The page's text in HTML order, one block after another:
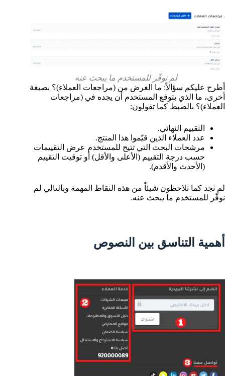
لم نوفّر للمستخدم ما يبحث عنه
أطرح عليكم سؤالاً: ما الغرض من (مراجعات العملاء)؟ بصيغة
أخرى، ما الذي يتوقع المستخدم أن يجده في (مراجعات
العملاء)؟ بالضبط كما تقولون:
التقييم النهائي.
عدد العملاء الذين قيّموا هذا المنتج.
مرشحات البحث التي تتيح للمستخدم عرض التقييمات
حسب درجة التقييم (الأعلى والأقل) أو توقيت التقييم
(الأحدث والأقدم).
لم نجد كما تلاحظون شيئاً من هذه النقاط المهمة وبالتالي لم
نوفّر للمستخدم ما يبحث عنه.
أهمية التناسق بين النصوص